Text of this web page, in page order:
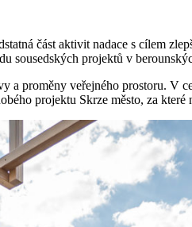
část aktivit nadace s cílem
sousedských projektů v
a proměny veřejného prostoru. V
projektu Skrze město, za